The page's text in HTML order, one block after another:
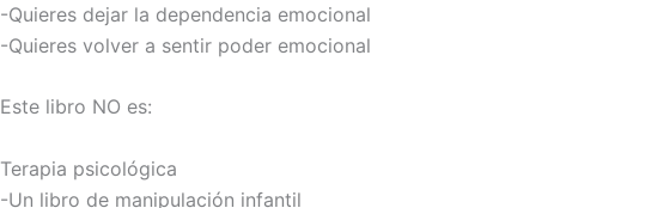
-Quieres dejar la dependencia emocional
-Quieres volver a sentir poder emocional
Este libro NO es:
Terapia psicológica
-Un libro de manipulación infantil